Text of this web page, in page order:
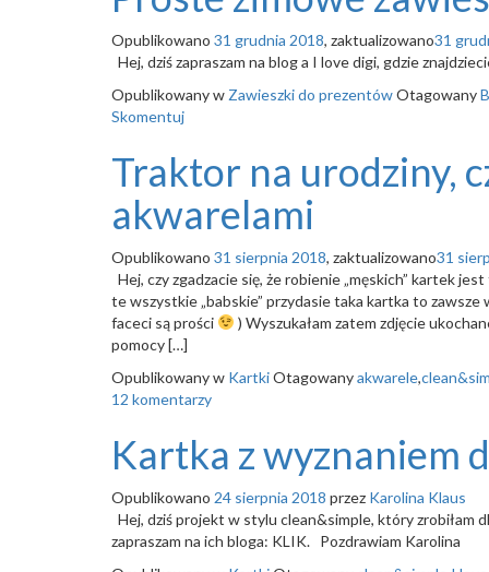
Opublikowano 31 grudnia 2018, zaktualizowano31
Hej, dziś zapraszam na blog a I love digi, gdzie
Opublikowany w Zawieszki do prezentówOtagowany
Skomentuj
Traktor na urodziny,
akwarelami
Opublikowano 31 sierpnia 2018, zaktualizowano31
Hej, czy zgadzacie się, że robienie „męskich” kartek
te wszystkie „babskie” przydasie taka kartka to
faceci są prości
) Wyszukałam zatem zdjęcie
pomocy […]
Opublikowany w KartkiOtagowanyakwarele,
12 komentarzy
Kartka z wyznaniem
Opublikowano 24 sierpnia 2018 przez Karolina Klaus
Hej, dziś projekt w stylu clean&simple, który zrobiłam
zapraszam na ich bloga: KLIK. Pozdrawiam Karolina